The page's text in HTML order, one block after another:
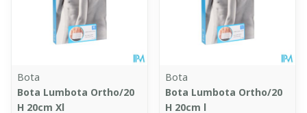
Bota
Bota Lumbota Ortho/20
H 20cm Xl
Bota
Bota Lumbota Ortho/20
H 20cm l